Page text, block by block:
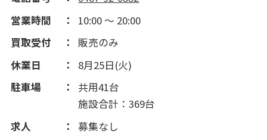
営業時間
10:00 ～ 20:00
買取受付
販売のみ
休業日
8月25日(火)
駐車場
共用41台
施設合計：369台
求人
募集なし